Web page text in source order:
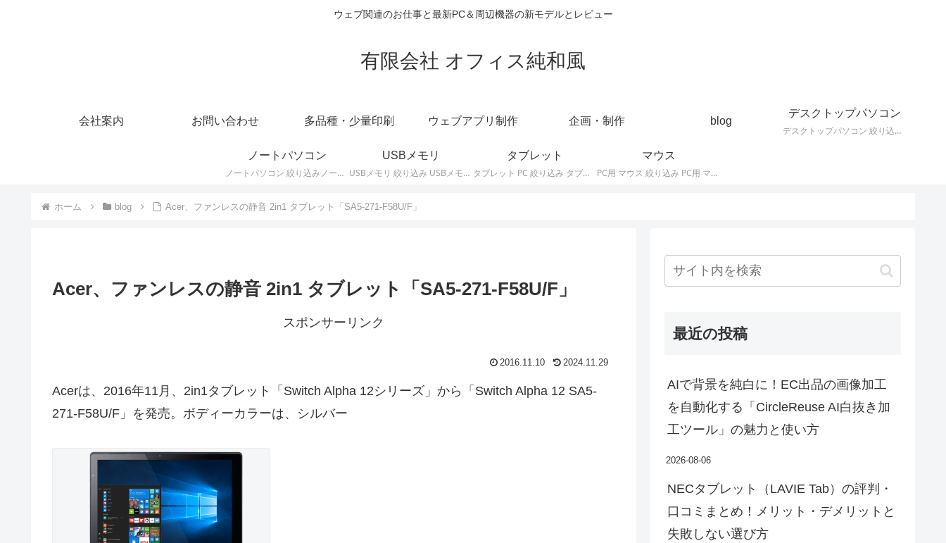
ウェブ関連のお仕事と最新PC＆周辺機器の新モデルとレビュー
有限会社 オフィス純和風
会社案内 お問い合わせ 多品種・少量印刷 ウェブアプリ制作 企画・制作 blog
デスクトップパソコン
デスクトップパソコン 絞り込み デスクトップPCの最新モデルやスペック・仕様に関する情報。
ノートパソコン
ノートパソコン 絞り込みノートPCの最新モデルやスペック・仕様に関する情報。
USBメモリ
USBメモリ 絞り込み USBメモリの最新モデルやスペック・仕様に関する情報。
タブレット
タブレット PC 絞り込み タブレットの最新モデルやスペック・仕様に関する情報。
マウス
PC用 マウス 絞り込み PC用 マウス 最新モデルやスペック・仕様に関する情報。ワイヤレスマウス、有線マウス、接続タイプなど。
ホーム blog Acer、ファンレスの静音 2in1 タブレット「SA5-271-F58U/F」
Acer、ファンレスの静音 2in1 タブレット「SA5-271-F58U/F」
スポンサーリンク
2016.11.10 2024.11.29
Acerは、2016年11月、2in1タブレット「Switch Alpha 12シリーズ」から「Switch Alpha 12 SA5-
271-F58U/F」を発売。ボディーカラーは、シルバー
最近の投稿
AIで背景を純白に！EC出品の画像加工
を自動化する「CircleReuse AI白抜き加
工ツール」の魅力と使い方
2026-08-06
NECタブレット（LAVIE Tab）の評判・
口コミまとめ！メリット・デメリットと
失敗しない選び方